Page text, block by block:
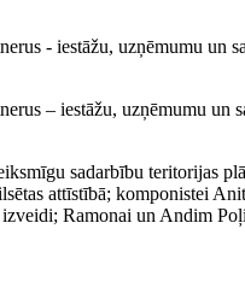
- iestāžu, uzņēmumu
– iestāžu, uzņēmumu
sadarbību teritorijas
attīstībā; komponistei
Ramonai un Andim